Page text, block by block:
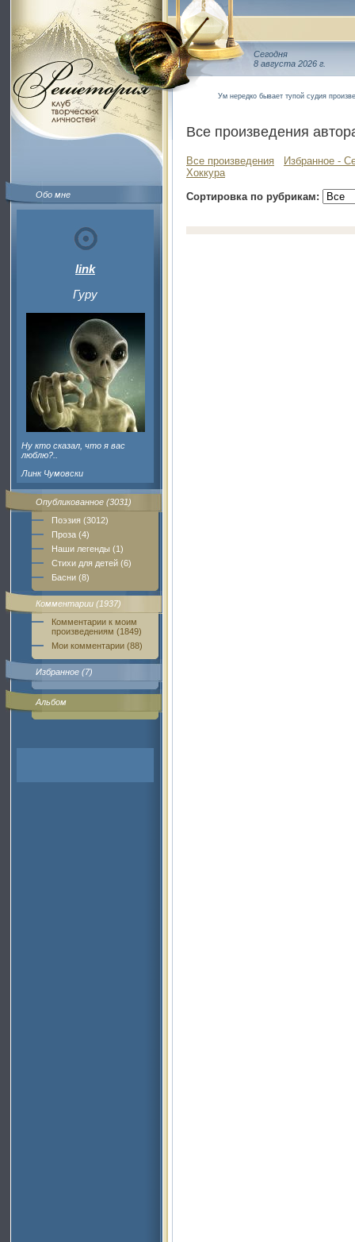
Обо мне
link
Гуру
Ну кто сказал, что я вас
люблю?..
Линк Чумовски
Опубликованное (3031)
Поэзия (3012)
Проза (4)
Наши легенды (1)
Стихи для детей (6)
Басни (8)
Комментарии (1937)
Комментарии к моим
произведениям (1849)
Мои комментарии (88)
Избранное (7)
Альбом
Сегодня
8 августа 2026 г.
Ум нередко бывает тупой судия
Все произведения
Все произведения
Избранное -
Хоккура
Сортировка по рубрикам: